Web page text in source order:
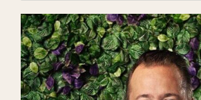
Conference
Christmas buffet